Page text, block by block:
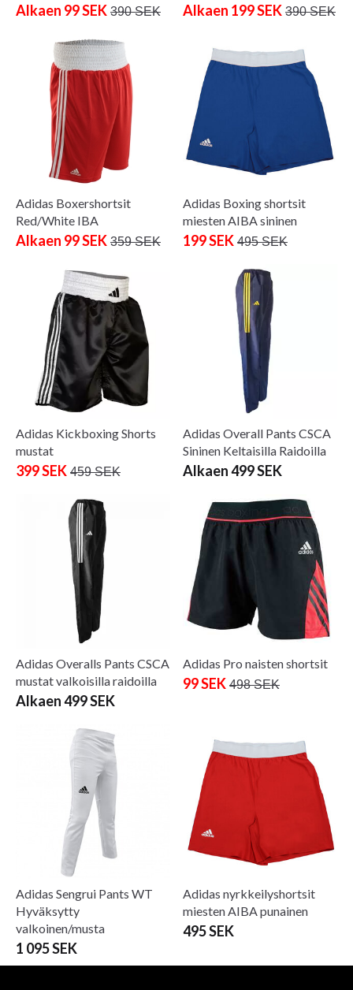
Alkaen 99 SEK 390 SEK Alkaen 199 SEK 390 SEK
Adidas Boxershortsit
Red/White IBA
Alkaen 99 SEK 359 SEK
Adidas Boxing shortsit
miesten AIBA sininen
199 SEK 495 SEK
Adidas Kickboxing Shorts
mustat
399 SEK 459 SEK
Adidas Overall Pants CSCA
Sininen Keltaisilla Raidoilla
Alkaen 499 SEK
Adidas Overalls Pants CSCA
mustat valkoisilla raidoilla
Alkaen 499 SEK
Adidas Pro naisten shortsit
99 SEK 498 SEK
Adidas Sengrui Pants WT
Hyväksytty
valkoinen/musta
1 095 SEK
Adidas nyrkkeilyshortsit
miesten AIBA punainen
495 SEK